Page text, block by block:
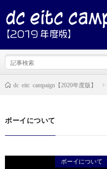
dc eitc campaign【2020年度版】
ボーイについて
ボーイについて